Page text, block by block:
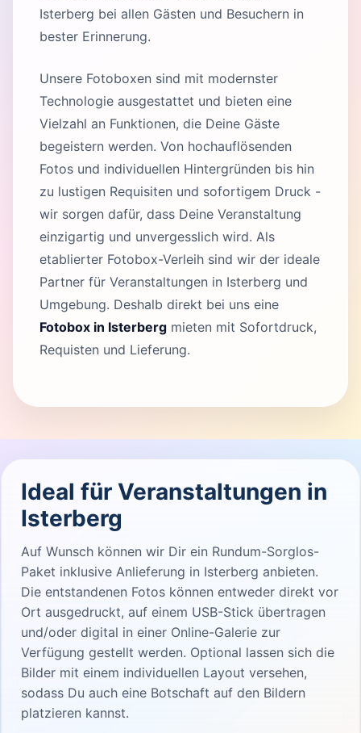
Isterberg bei allen Gästen und Besuchern in
bester Erinnerung.
Unsere Fotoboxen sind mit modernster
Technologie ausgestattet und bieten eine
Vielzahl an Funktionen, die Deine Gäste
begeistern werden. Von hochauflösenden
Fotos und individuellen Hintergründen bis hin
zu lustigen Requisiten und sofortigem Druck -
wir sorgen dafür, dass Deine Veranstaltung
einzigartig und unvergesslich wird. Als
etablierter Fotobox-Verleih sind wir der ideale
Partner für Veranstaltungen in Isterberg und
Umgebung. Deshalb direkt bei uns eine
Fotobox in Isterberg mieten mit Sofortdruck,
Requisten und Lieferung.
Ideal für Veranstaltungen in
Isterberg
Auf Wunsch können wir Dir ein Rundum-Sorglos-
Paket inklusive Anlieferung in Isterberg anbieten.
Die entstandenen Fotos können entweder direkt vor
Ort ausgedruckt, auf einem USB-Stick übertragen
und/oder digital in einer Online-Galerie zur
Verfügung gestellt werden. Optional lassen sich die
Bilder mit einem individuellen Layout versehen,
sodass Du auch eine Botschaft auf den Bildern
platzieren kannst.